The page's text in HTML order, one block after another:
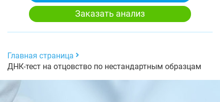
Заказать анализ
Главная страница
ДНК-тест на отцовство по нестандартным образцам